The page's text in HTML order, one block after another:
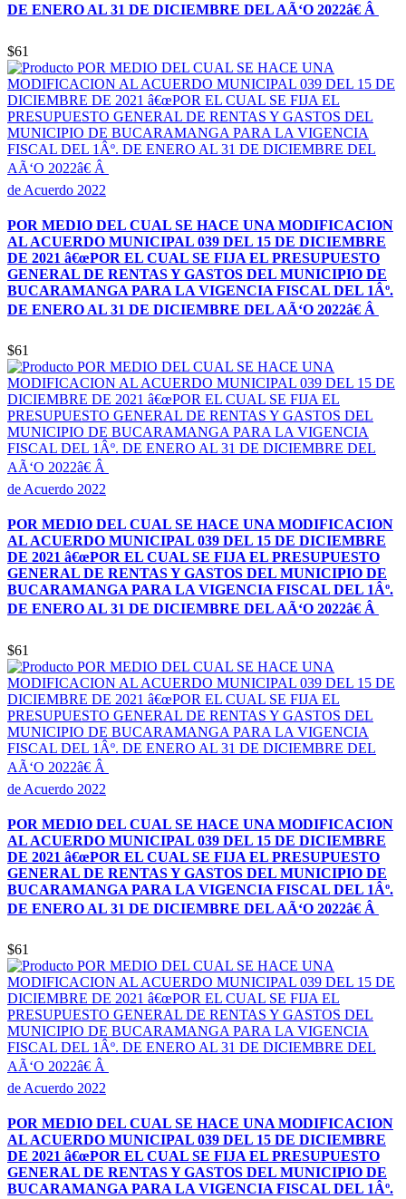
DE ENERO AL 31 DE DICIEMBRE DEL AÃ‘O 2022â€ Â
$61
de Acuerdo 2022
POR MEDIO DEL CUAL SE HACE UNA MODIFICACION
AL ACUERDO MUNICIPAL 039 DEL 15 DE DICIEMBRE
DE 2021 â€œPOR EL CUAL SE FIJA EL PRESUPUESTO
GENERAL DE RENTAS Y GASTOS DEL MUNICIPIO DE
BUCARAMANGA PARA LA VIGENCIA FISCAL DEL 1Âº.
DE ENERO AL 31 DE DICIEMBRE DEL AÃ‘O 2022â€ Â
$61
de Acuerdo 2022
POR MEDIO DEL CUAL SE HACE UNA MODIFICACION
AL ACUERDO MUNICIPAL 039 DEL 15 DE DICIEMBRE
DE 2021 â€œPOR EL CUAL SE FIJA EL PRESUPUESTO
GENERAL DE RENTAS Y GASTOS DEL MUNICIPIO DE
BUCARAMANGA PARA LA VIGENCIA FISCAL DEL 1Âº.
DE ENERO AL 31 DE DICIEMBRE DEL AÃ‘O 2022â€ Â
$61
de Acuerdo 2022
POR MEDIO DEL CUAL SE HACE UNA MODIFICACION
AL ACUERDO MUNICIPAL 039 DEL 15 DE DICIEMBRE
DE 2021 â€œPOR EL CUAL SE FIJA EL PRESUPUESTO
GENERAL DE RENTAS Y GASTOS DEL MUNICIPIO DE
BUCARAMANGA PARA LA VIGENCIA FISCAL DEL 1Âº.
DE ENERO AL 31 DE DICIEMBRE DEL AÃ‘O 2022â€ Â
$61
de Acuerdo 2022
POR MEDIO DEL CUAL SE HACE UNA MODIFICACION
AL ACUERDO MUNICIPAL 039 DEL 15 DE DICIEMBRE
DE 2021 â€œPOR EL CUAL SE FIJA EL PRESUPUESTO
GENERAL DE RENTAS Y GASTOS DEL MUNICIPIO DE
BUCARAMANGA PARA LA VIGENCIA FISCAL DEL 1Âº.